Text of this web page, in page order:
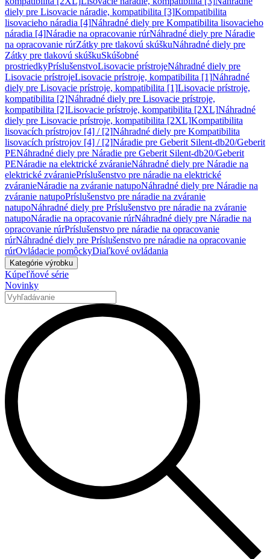
diely pre Lisovacie náradie, kompatibilita [3]Kompatibilita
lisovacieho náradia [4]Náhradné diely pre Kompatibilita lisovacieho
náradia [4]Náradie na opracovanie rúrNáhradné diely pre Náradie
na opracovanie rúrZátky pre tlakovú skúškuNáhradné diely pre
Zátky pre tlakovú skúškuSkúšobné
prostriedkyPríslušenstvoLisovacie prístrojeNáhradné diely pre
Lisovacie prístrojeLisovacie prístroje, kompatibilita [1]Náhradné
diely pre Lisovacie prístroje, kompatibilita [1]Lisovacie prístroje,
kompatibilita [2]Náhradné diely pre Lisovacie prístroje,
kompatibilita [2]Lisovacie prístroje, kompatibilita [2XL]Náhradné
diely pre Lisovacie prístroje, kompatibilita [2XL]Kompatibilita
lisovacích prístrojov [4] / [2]Náhradné diely pre Kompatibilita
lisovacích prístrojov [4] / [2]Náradie pre Geberit Silent-db20/Geberit
PENáhradné diely pre Náradie pre Geberit Silent-db20/Geberit
PENáradie na elektrické zváranieNáhradné diely pre Náradie na
elektrické zváraniePríslušenstvo pre náradie na elektrické
zváranieNáradie na zváranie natupoNáhradné diely pre Náradie na
zváranie natupoPríslušenstvo pre náradie na zváranie
natupoNáhradné diely pre Príslušenstvo pre náradie na zváranie
natupoNáradie na opracovanie rúrNáhradné diely pre Náradie na
opracovanie rúrPríslušenstvo pre náradie na opracovanie
rúrNáhradné diely pre Príslušenstvo pre náradie na opracovanie
rúrOvládacie pomôckyDiaľkové ovládania
Kategórie výrobku
Kúpeľňové série
Novinky